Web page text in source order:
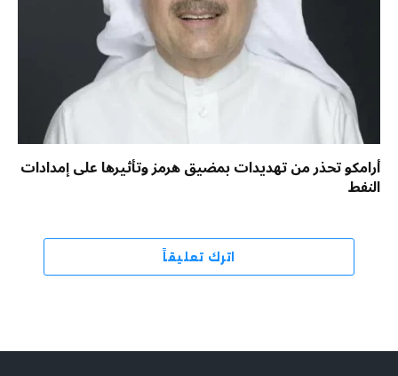
أرامكو تحذر من تهديدات بمضيق هرمز وتأثيرها على إمدادات
النفط
اترك تعليقاً